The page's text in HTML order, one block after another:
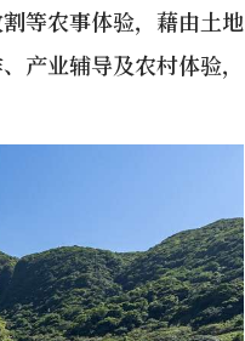
等农事体验，藉由土地
产业辅导及农村体验，